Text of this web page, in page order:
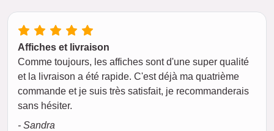
Affiches et livraison
Comme toujours, les affiches sont d'une super qualité
et la livraison a été rapide. C'est déjà ma quatrième
commande et je suis très satisfait, je recommanderais
sans hésiter.
- Sandra